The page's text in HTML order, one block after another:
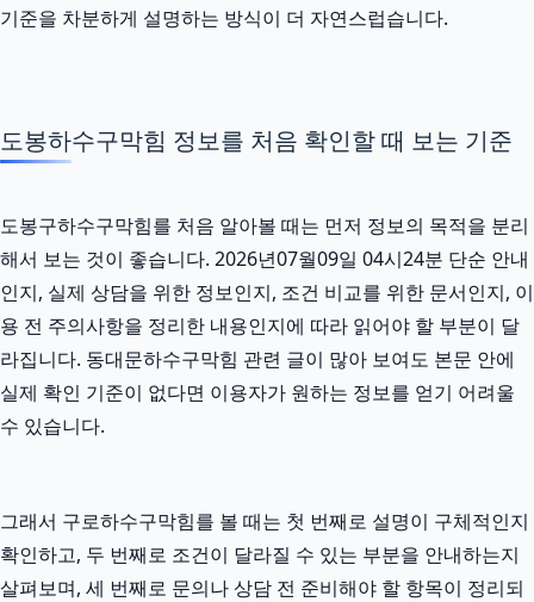
기준을 차분하게 설명하는 방식이 더 자연스럽습니다.
도봉하수구막힘 정보를 처음 확인할 때 보는 기준
도봉구하수구막힘를 처음 알아볼 때는 먼저 정보의 목적을 분리
해서 보는 것이 좋습니다. 2026년07월09일 04시24분 단순 안내
인지, 실제 상담을 위한 정보인지, 조건 비교를 위한 문서인지, 이
용 전 주의사항을 정리한 내용인지에 따라 읽어야 할 부분이 달
라집니다. 동대문하수구막힘 관련 글이 많아 보여도 본문 안에
실제 확인 기준이 없다면 이용자가 원하는 정보를 얻기 어려울
수 있습니다.
그래서 구로하수구막힘를 볼 때는 첫 번째로 설명이 구체적인지
확인하고, 두 번째로 조건이 달라질 수 있는 부분을 안내하는지
살펴보며, 세 번째로 문의나 상담 전 준비해야 할 항목이 정리되